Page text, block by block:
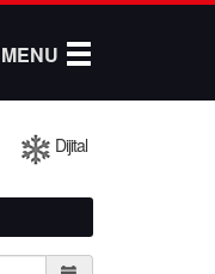
MENU
Dijital